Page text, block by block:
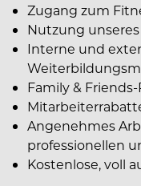
Zugang zum
Nutzung
Interne und
Family &
Angenehmes
professionellen
Kostenlose, voll